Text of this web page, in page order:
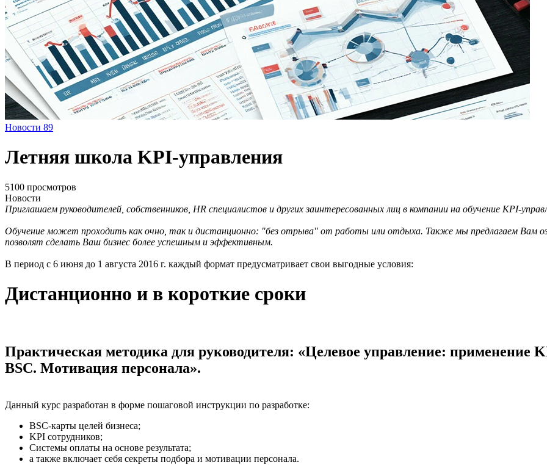
Новости 89
Летняя школа KPI-управления
5100 просмотров
Новости
Приглашаем руководителей, собственников, HR специалистов и других заинтересованных лиц в компании на обучение KPI-
Обучение может проходить как очно, так и дистанционно: "без отрыва" от работы или отдыха. Также мы предлагаем Вам
позволят сделать Ваш бизнес более успешным и эффективным.
В период с 6 июня до 1 августа 2016 г. каждый формат предусматривает свои выгодные условия:
Дистанционно и в короткие сроки
Практическая методика для руководителя: «Целевое управление: применение
BSC. Мотивация персонала».
Данный курс разработан в форме пошаговой инструкции по разработке:
BSC-карты целей бизнеса;
KPI сотрудников;
Системы оплаты на основе результата;
а также включает себя секреты подбора и мотивации персонала.